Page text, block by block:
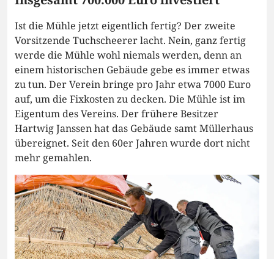
Ist die Mühle jetzt eigentlich fertig? Der zweite
Vorsitzende Tuchscheerer lacht. Nein, ganz fertig
werde die Mühle wohl niemals werden, denn an
einem historischen Gebäude gebe es immer etwas
zu tun. Der Verein bringe pro Jahr etwa 7000 Euro
auf, um die Fixkosten zu decken. Die Mühle ist im
Eigentum des Vereins. Der frühere Besitzer
Hartwig Janssen hat das Gebäude samt Müllerhaus
übereignet. Seit den 60er Jahren wurde dort nicht
mehr gemahlen.